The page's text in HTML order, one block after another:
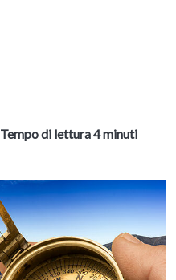
Tempo di lettura 4 minuti